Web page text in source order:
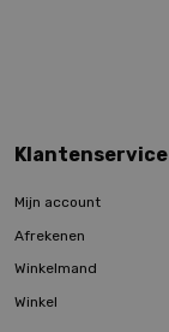
Klantenservice
Mijn account
Afrekenen
Winkelmand
Winkel